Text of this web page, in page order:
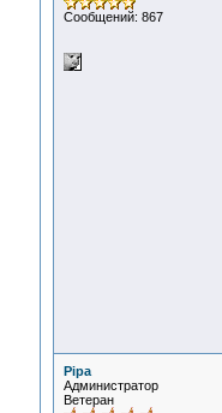
Сообщений: 867
Pipa
Администратор
Ветеран